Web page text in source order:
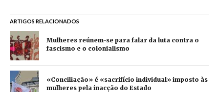
ARTIGOS RELACIONADOS
Mulheres reúnem-se para falar da luta contra o
fascismo e o colonialismo
«Conciliação» é «sacrifício individual» imposto às
mulheres pela inacção do Estado